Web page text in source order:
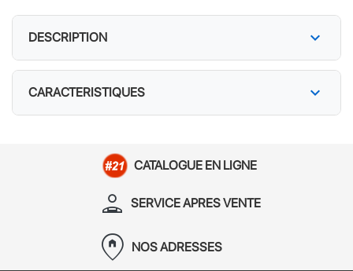
DESCRIPTION expand_more
CARACTERISTIQUES expand_more
CATALOGUE EN LIGNE
person_apron SERVICE APRES VENTE
home_pin NOS ADRESSES